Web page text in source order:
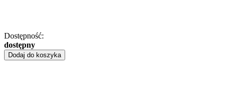
Dostępność:
dostępny
Dodaj do koszyka